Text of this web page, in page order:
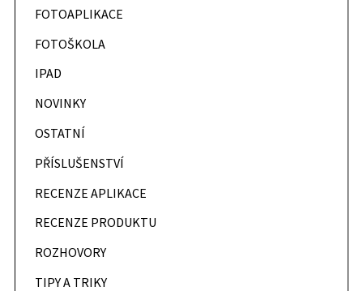
FOTOAPLIKACE
FOTOŠKOLA
IPAD
NOVINKY
OSTATNÍ
PŘÍSLUŠENSTVÍ
RECENZE APLIKACE
RECENZE PRODUKTU
ROZHOVORY
TIPY A TRIKY